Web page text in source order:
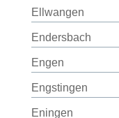
Ellwangen
Endersbach
Engen
Engstingen
Eningen